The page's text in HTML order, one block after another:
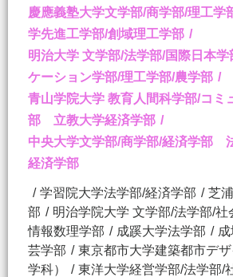
慶應義塾大学文学部/商学部/理工
学先進工学部/創域理工学部
明治大学 文学部/法学部/国際日本
ケーション学部/理工学部/農学部
青山学院大学 教育人間科学部/コミ
部 立教大学経済学部
中央大学文学部/商学部/経済学部
経済学部
学習院大学法学部/経済学部
芝
部
明治学院大学 文学部/法学部/社
情報数理学部
成蹊大学法学部
芸学部
東京都市大学建築都市デ
学科）
東洋大学経営学部/法学部/